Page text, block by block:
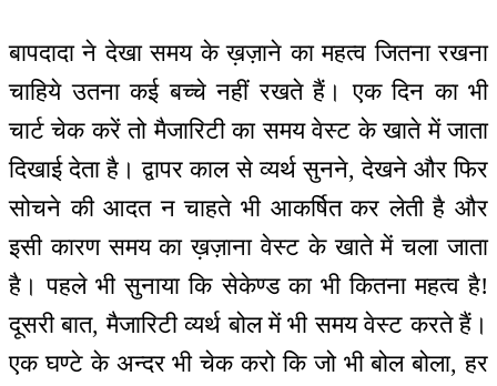
बापदादा ने देखा समय के ख़ज़ाने का महत्व जितना रखना
चाहिये उतना कई बच्चे नहीं रखते हैं। एक दिन का भी
चार्ट चेक करें तो मैजारिटी का समय वेस्ट के खाते में जाता
दिखाई देता है। द्वापर काल से व्यर्थ सुनने, देखने और फिर
सोचने की आदत न चाहते भी आकर्षित कर लेती है और
इसी कारण समय का ख़ज़ाना वेस्ट के खाते में चला जाता
है। पहले भी सुनाया कि सेकेण्ड का भी कितना महत्व है!
दूसरी बात, मैजारिटी व्यर्थ बोल में भी समय वेस्ट करते हैं।
एक घण्टे के अन्दर भी चेक करो कि जो भी बोल बोला, हर